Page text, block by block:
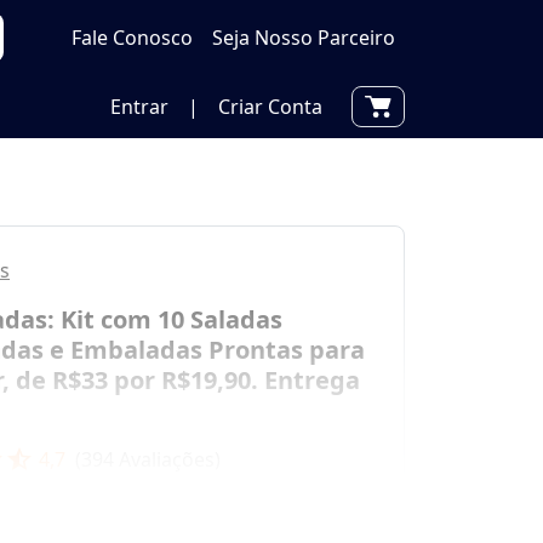
Fale Conosco Seja Nosso Parceiro
Entrar | Criar Conta
Kit com 10 Saladas
e Embaladas Prontas para
de R$33 por R$19,90. Entrega